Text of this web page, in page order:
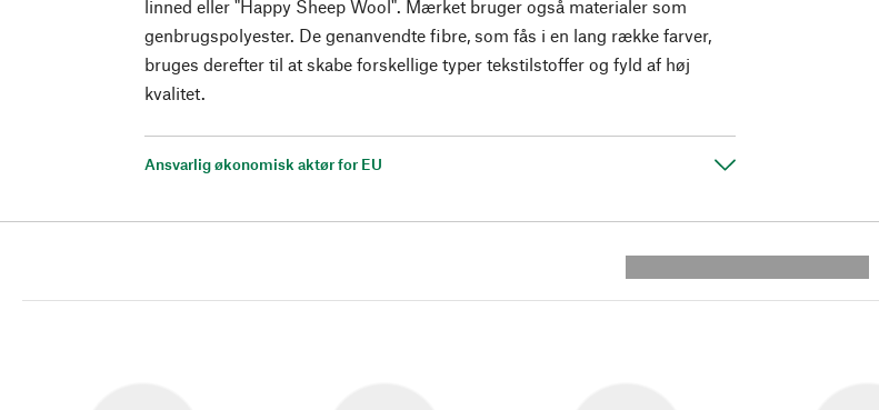
linned eller "Happy Sheep Wool". Mærket bruger også materialer som
genbrugspolyester. De genanvendte fibre, som fås i en lang række farver,
bruges derefter til at skabe forskellige typer tekstilstoffer og fyld af høj
kvalitet.
Ansvarlig økonomisk aktør for EU